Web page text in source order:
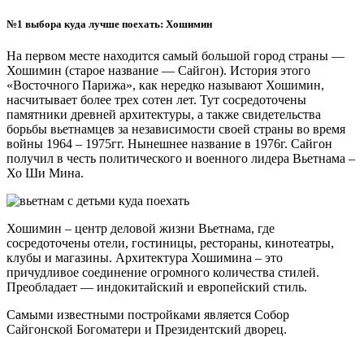
№1 выбора куда лучше поехать: Хошимин
На первом месте находится самый большой город страны —
Хошимин (старое название — Сайгон). История этого
«Восточного Парижа», как нередко называют Хошимин,
насчитывает более трех сотен лет. Тут сосредоточены
памятники древней архитектуры, а также свидетельства
борьбы вьетнамцев за независимости своей страны во время
войны 1964 – 1975гг. Нынешнее название в 1976г. Сайгон
получил в честь политического и военного лидера Вьетнама –
Хо Ши Мина.
Хошимин – центр деловой жизни Вьетнама, где
сосредоточены отели, гостиницы, рестораны, кинотеатры,
клубы и магазины. Архитектура Хошимина – это
причудливое соединение огромного количества стилей.
Преобладает — индокитайский и европейский стиль.
Самыми известными постройками является Собор
Сайгонской Богоматери и Президентский дворец.